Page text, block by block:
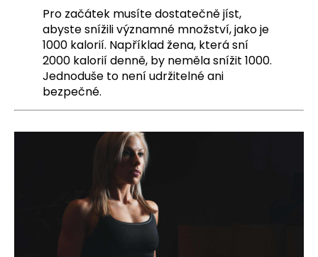
Pro začátek musíte dostatečně jíst,
abyste snížili významné množství, jako je
1000 kalorií. Například žena, která sní
2000 kalorií denně, by neměla snížit 1000.
Jednoduše to není udržitelné ani
bezpečné.
HLEDAT
D